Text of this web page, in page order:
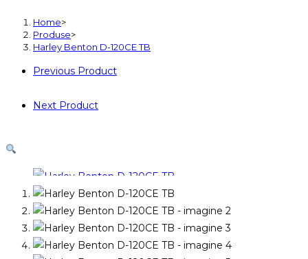
Home>
Produse>
Harley Benton D-120CE TB
Previous Product
Next Product